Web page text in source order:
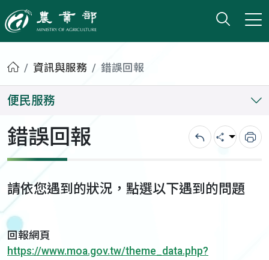
農業部
打開
小版
首頁資訊與服務 錯誤回報
便民服務
錯誤回報 回上一頁
分享 列
請依您遇到的狀況，點選以下遇到的問題
回報網頁
https://www.moa.gov.tw/theme_data.php?